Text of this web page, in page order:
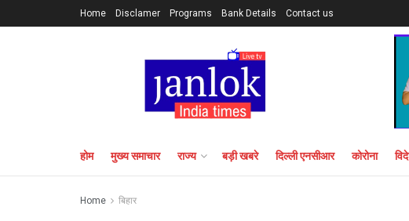
Home Disclamer Programs Bank Details Contact us
होम मुख्य समाचार राज्य बड़ी खबरे दिल्ली एनसीआर कोरोना
Home बिहार